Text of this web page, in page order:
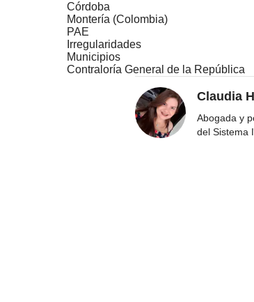
Córdoba
Montería (Colombia)
PAE
Irregularidades
Municipios
Contraloría General de la República
Claudia
Abogada y
del Sistema